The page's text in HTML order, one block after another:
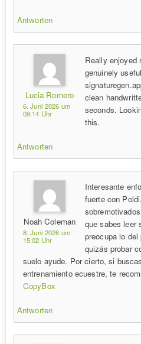
Antworten
Lucia Romero
6. Juni 2026 um
09:14 Uhr
Really
genuinely
clean
seconds.
this.
Antworten
Noah Coleman
8. Juni 2026 um
15:02 Uhr
Interesante
fuerte con
que sabes leer
preocupa lo
quizás probar
suelo ayude. Por cierto, si
entrenamiento ecuestre, te
CopyBox
Antworten